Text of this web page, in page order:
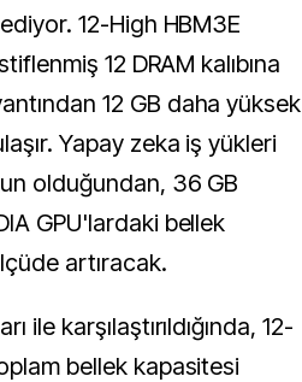
12-High HBM3E
12 DRAM kalıbına
12 GB daha yüksek
Yapay zeka iş yükleri
olduğundan, 36 GB
GPU'lardaki bellek
artıracak.
ile karşılaştırıldığında, 12-
bellek kapasitesi